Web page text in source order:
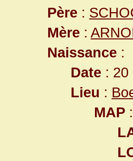
Père :
Mère :
Naissance :
Date : 20
Lieu :
MAP :